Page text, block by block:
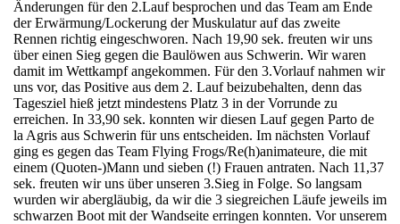
Änderungen für den 2.Lauf besprochen und das Team am Ende
der Erwärmung/Lockerung der Muskulatur auf das zweite
Rennen richtig eingeschworen. Nach 19,90 sek. freuten wir uns
über einen Sieg gegen die Baulöwen aus Schwerin. Wir waren
damit im Wettkampf angekommen. Für den 3.Vorlauf nahmen wir
uns vor, das Positive aus dem 2. Lauf beizubehalten, denn das
Tagesziel hieß jetzt mindestens Platz 3 in der Vorrunde zu
erreichen. In 33,90 sek. konnten wir diesen Lauf gegen Parto de
la Agris aus Schwerin für uns entscheiden. Im nächsten Vorlauf
ging es gegen das Team Flying Frogs/Re(h)animateure, die mit
einem (Quoten-)Mann und sieben (!) Frauen antraten. Nach 11,37
sek. freuten wir uns über unseren 3.Sieg in Folge. So langsam
wurden wir abergläubig, da wir die 3 siegreichen Läufe jeweils im
schwarzen Boot mit der Wandseite erringen konnten. Vor unserem